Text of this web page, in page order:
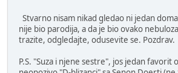
Stvarno nisam nikad gledao ni jedan
nije bio parodija, a da je bio ovako
trazite, odgledajte, odusevite se. Pozdrav.
P.S. "Suza i njene sestre", jos jedan favorit